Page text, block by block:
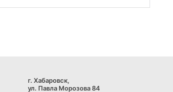
г. Хабаровск,
ул. Павла Морозова 84